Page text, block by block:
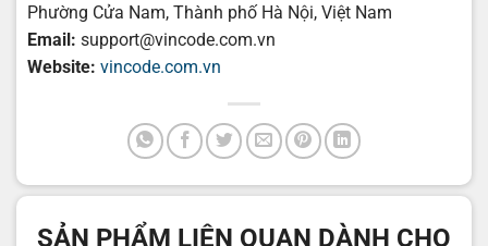
Phường Cửa Nam, Thành phố Hà Nội, Việt Nam
Email: support@vincode.com.vn
Website: vincode.com.vn
SẢN PHẨM LIÊN QUAN DÀNH CHO